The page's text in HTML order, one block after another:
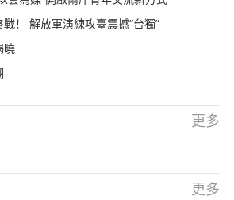
！ 解放軍演練攻臺震撼“台獨”
曉
更多
更多